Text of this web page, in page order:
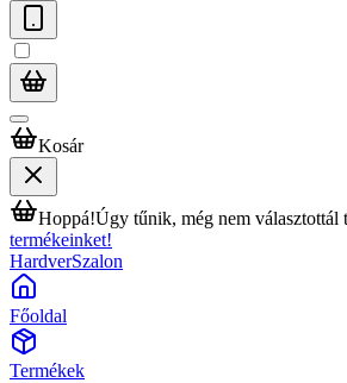
Kosár
Hoppá!Úgy tűnik, még nem választottál
termékeinket!
HardverSzalon
Főoldal
Termékek